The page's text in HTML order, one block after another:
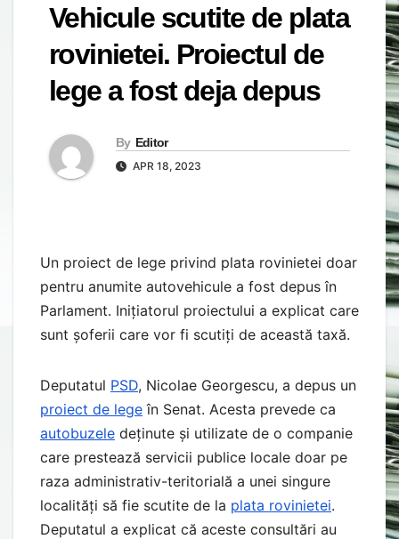
Vehicule scutite de plata
rovinietei. Proiectul de
lege a fost deja depus
By Editor
APR 18, 2023
Un proiect de lege privind plata rovinietei doar
pentru anumite autovehicule a fost depus în
Parlament. Inițiatorul proiectului a explicat care
sunt șoferii care vor fi scutiți de această taxă.
Deputatul PSD, Nicolae Georgescu, a depus un
proiect de lege în Senat. Acesta prevede ca
autobuzele deținute și utilizate de o companie
care prestează servicii publice locale doar pe
raza administrativ-teritorială a unei singure
localități să fie scutite de la plata rovinietei.
Deputatul a explicat că aceste consultări au